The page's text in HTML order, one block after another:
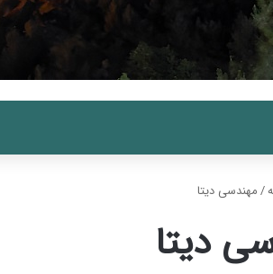
/مهندسی دیتا
دیتا